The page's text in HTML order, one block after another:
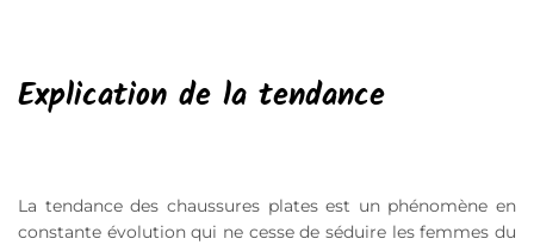
Explication de la tendance
La tendance des chaussures plates est un phénomène en
constante évolution qui ne cesse de séduire les femmes du